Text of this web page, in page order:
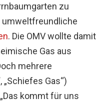
zu
umweltfreundliche
. Die OMV wollte damit
Gas aus
mehrere
„Schiefes Gas“)
kommt für uns